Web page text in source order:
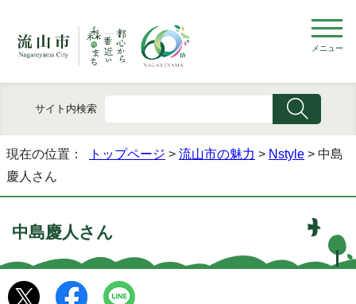
メニュー
サイト内検索
現在の位置： トップページ > 流山市の魅力 > Nstyle > 中島
慶人さん
中島慶人さん